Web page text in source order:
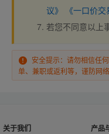
议》
《一口价交
若您不同意以上
安全提示：请勿相信任
单、兼职或返利等，谨防网络
关于我们 产品